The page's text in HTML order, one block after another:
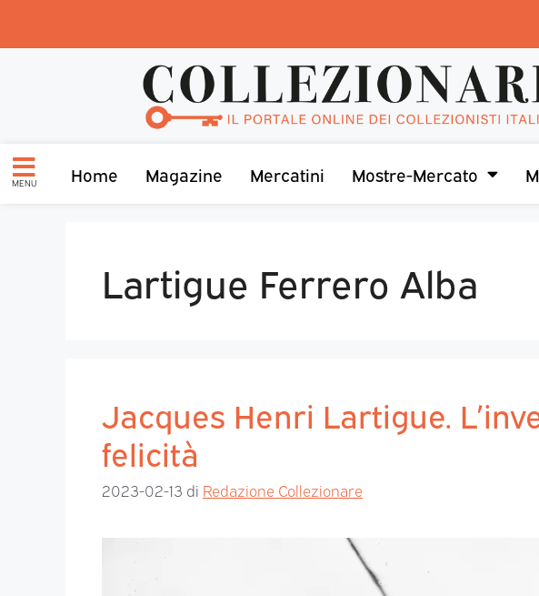
MENU Home Magazine Mercatini Mostre-Mercato
Lartigue Ferrero Alba
Jacques Henri Lartigue.
felicità
2023-02-13 di Redazione Collezionare